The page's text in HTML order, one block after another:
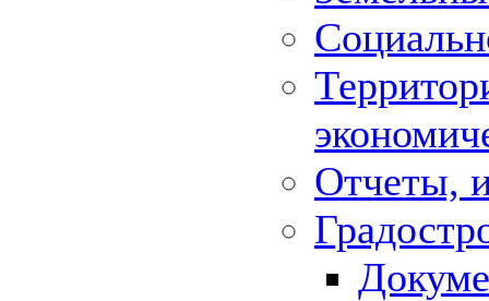
Отчеты,